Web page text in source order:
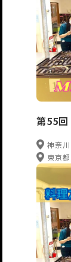
第55
神奈
東京都